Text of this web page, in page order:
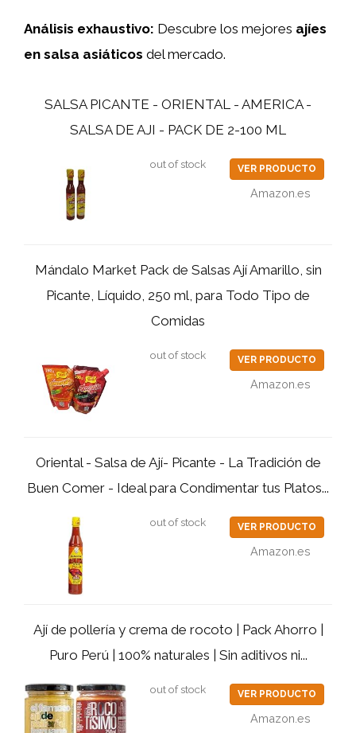
Análisis exhaustivo: Descubre los mejores ajíes
en salsa asiáticos del mercado.
SALSA PICANTE - ORIENTAL - AMERICA -
SALSA DE AJI - PACK DE 2-100 ML
out of stock VER PRODUCTO
Amazon.es
Mándalo Market Pack de Salsas Ají Amarillo, sin
Picante, Líquido, 250 ml, para Todo Tipo de
Comidas
out of stock VER PRODUCTO
Amazon.es
Oriental - Salsa de Ají- Picante - La Tradición de
Buen Comer - Ideal para Condimentar tus Platos...
out of stock VER PRODUCTO
Amazon.es
Ají de pollería y crema de rocoto | Pack Ahorro |
Puro Perú | 100% naturales | Sin aditivos ni...
out of stock VER PRODUCTO
Amazon.es